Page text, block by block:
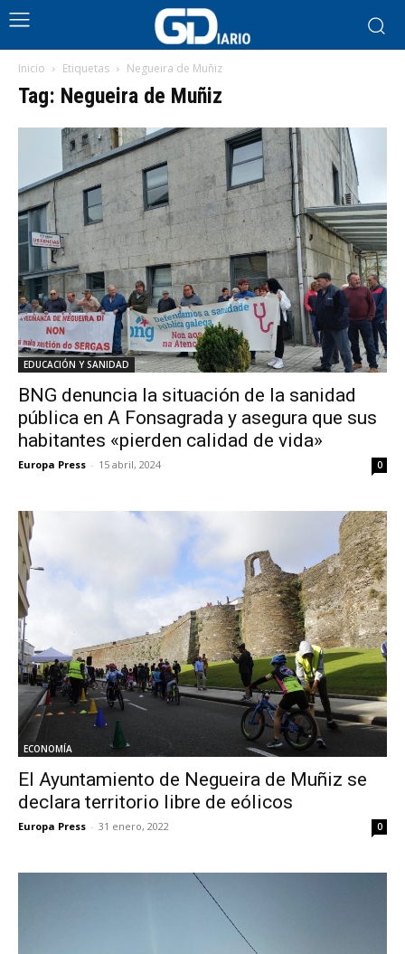
Inicio Etiquetas Negueira de Muñiz
Tag: Negueira de Muñiz
EDUCACIÓN Y SANIDAD
BNG denuncia la situación de la sanidad
pública en A Fonsagrada y asegura que sus
habitantes «pierden calidad de vida»
Europa Press - 15 abril, 2024 0
ECONOMÍA
El Ayuntamiento de Negueira de Muñiz se
declara territorio libre de eólicos
Europa Press - 31 enero, 2022 0